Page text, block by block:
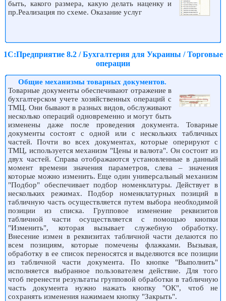
быть, какого размера, какую делать наценку и
пр.Реализация по схеме. Оказание услуг
1С:Предприятие 8.2 / Бухгалтерия для Украины / Торговые
операции
Общие механизмы товарных документов.
Товарные документы обеспечивают отражение в
бухгалтерском учете хозяйственных операций с
ТМЦ. Они бывают в разных видов, обслуживают
несколько операций одновременно и могут быть
изменены даже после проведения документа. Товарные
документы состоят с одной или с нескольких табличных
частей. Почти во всех документах, которые оперируют с
ТМЦ, используется механизм "Цены и валюта". Он состоит из
двух частей. Справа отображаются установленные в данный
момент времени значения параметров, слева – значения
которые можно изменить. Еще один универсальный механизм
"Подбор" обеспечивает подбор номенклатуры. Действует в
нескольких режимах. Подбор номенклатурных позиций в
табличную часть осуществляется путем выбора необходимой
позиции из списка. Групповое изменение реквизитов
табличной части осуществляется с помощью кнопки
"Изменить", которая вызывает служебную обработку.
Внесение измен в реквизитах табличной части делаются по
всем позициям, которые помечены флажками. Вызывая,
обработку в ее список переносятся и выделяются все позиции
из табличной части документа. По кнопке "Выполнить"
исполняется выбранное пользователем действие. Для того
чтоб перенести результаты групповой обработки в табличную
часть документа нужно нажать кнопку "ОК", чтоб не
сохранять изменения нажимаем кнопку "Закрыть".